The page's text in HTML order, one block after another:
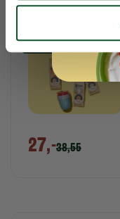
27,-38,55